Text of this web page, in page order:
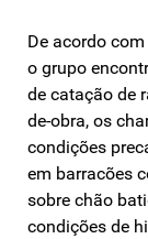
De acordo
o grupo
de catação de
de-obra, os
condições
em barracões
sobre chão
condições de